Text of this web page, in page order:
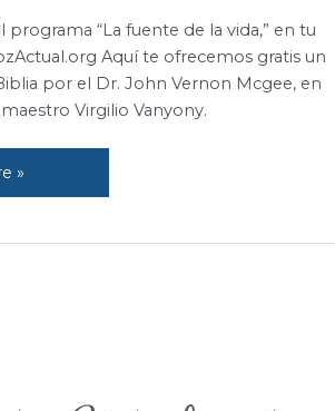
programa “La fuente de la vida,” en tu
Aquí te ofrecemos gratis un
por el Dr. John Vernon Mcgee, en
Virgilio Vanyony.
»